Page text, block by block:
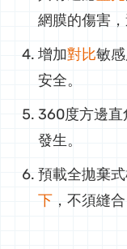
網膜的傷害
增加對比敏
安全。
360度方邊直
發生。
預載全拋棄式
下 ，不須縫